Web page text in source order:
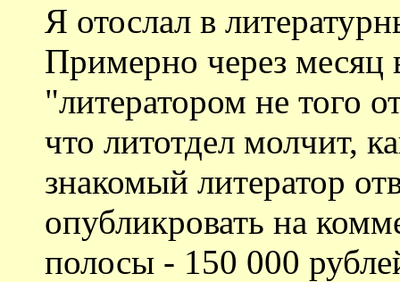
Я отослал в
Примерно через месяц
"литератором не того
что литотдел молчит,
знакомый литератор
опубликровать на
полосы - 150 000